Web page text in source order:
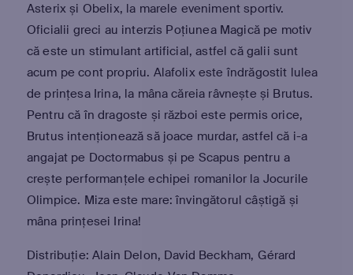
Asterix și Obelix, la marele eveniment sportiv.
Oficialii greci au interzis Poțiunea Magică pe motiv
că este un stimulant artificial, astfel că galii sunt
acum pe cont propriu. Alafolix este îndrăgostit lulea
de prințesa Irina, la mâna căreia râvnește și Brutus.
Pentru că în dragoste și război este permis orice,
Brutus intenționează să joace murdar, astfel că i-a
angajat pe Doctormabus și pe Scapus pentru a
crește performanțele echipei romanilor la Jocurile
Olimpice. Miza este mare: învingătorul câștigă și
mâna prințesei Irina!
Distribuție: Alain Delon, David Beckham, Gérard